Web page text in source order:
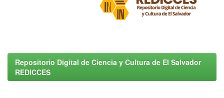
Repositorio Digital de Ciencia y Cultura de El Salvador
REDICCES